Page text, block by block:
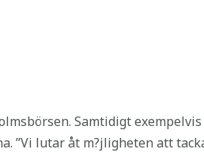
Samtidigt
”Vi lutar åt m?jligheten att